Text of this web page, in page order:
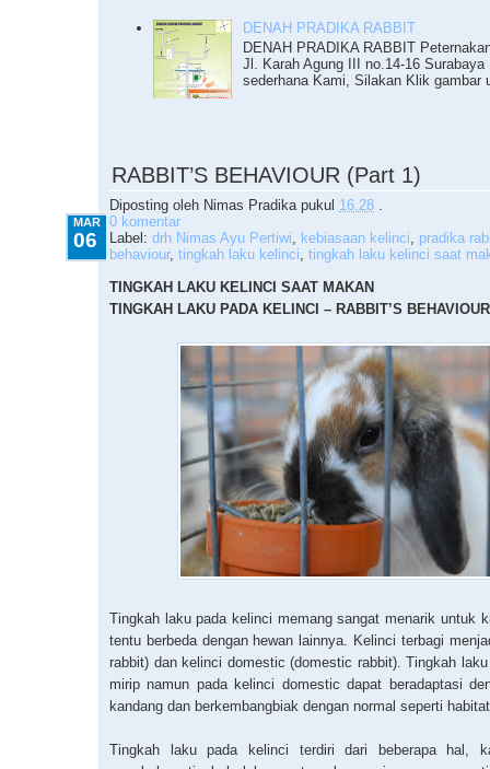
DENAH PRADIKA RABBIT
DENAH PRADIKA RABBIT
Jl. Karah Agung III no.14-16 Surabaya
sederhana Kami, Silakan Klik gambar
RABBIT’S BEHAVIOUR (Part 1)
Diposting oleh Nimas Pradika pukul 16.28
MAR
06
0 komentar
Label: drh Nimas Ayu Pertiwi kebiasaan kelinci
pradika
behaviour, tingkah laku kelinci tingkah laku kelinci saat
TINGKAH LAKU KELINCI SAAT MAKAN
TINGKAH LAKU PADA KELINCI – RABBIT’S
Tingkah laku pada kelinci memang sangat menarik untuk
tentu berbeda dengan hewan lainnya. Kelinci terbagi
rabbit) dan kelinci domestic (domestic rabbit). Tingkah
mirip namun pada kelinci domestic dapat beradaptasi
kandang dan berkembangbiak dengan normal seperti
Tingkah laku pada kelinci terdiri dari beberapa hal,